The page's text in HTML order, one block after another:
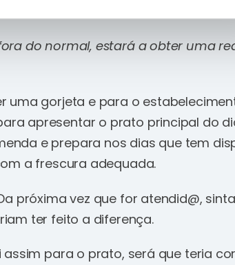
do normal, estará a obter uma
uma gorjeta e para o
apresentar o prato principal do
e prepara nos dias que tem
a frescura adequada.
próxima vez que for atendid@,
ter feito a diferença.
para o prato, será que teria